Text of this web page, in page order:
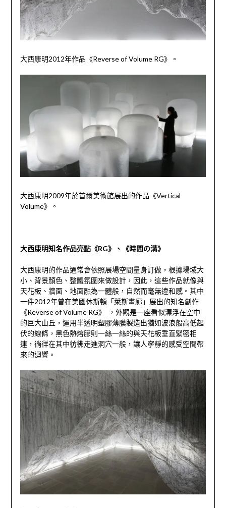
大西康明2012年作品《Reverse of Volume RG》。
大西康明2009年於首爾美術館展出的作品《Vertical
Volume》。
大西康明知名作品亮點《RG》、《時間の溝》
大西康明的作品通常會依照展場空間量身訂做，根據場域大
小、背景顏色、整體氛圍來做設計，因此，這些作品就像與
天花板、牆面、地面融為一體般，自然而毫無違和感。其中
一件2012年曾在美國休斯頓「萊斯畫廊」展出的知名創作
《Reverse of Volume RG》
，外觀是一座看似漂浮在空中
的巨大山丘，運用半透明塑膠薄膜製造出猶如波浪般高低起
伏的線條，黑色熱熔膠則一絲一絲的與天花板垂直緊密相
連，徜徉在其中彷彿走進洞穴一般，讓人寧靜的感受空間帶
來的迴響。